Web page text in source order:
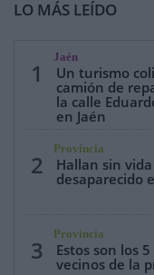
LO MÁS LEÍDO
1
Jaén
Un turismo
camión de
la calle
en Jaén
2
Provincia
Hallan sin
desaparecido
3
Provincia
Estos son los
vecinos de la